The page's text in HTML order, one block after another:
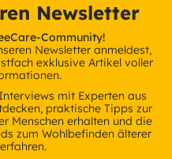
Newsletter
Community!
Newsletter anmeldest,
exklusive Artikel voller
mit Experten aus
praktische Tipps zur
Menschen erhalten und die
zum Wohlbefinden älterer